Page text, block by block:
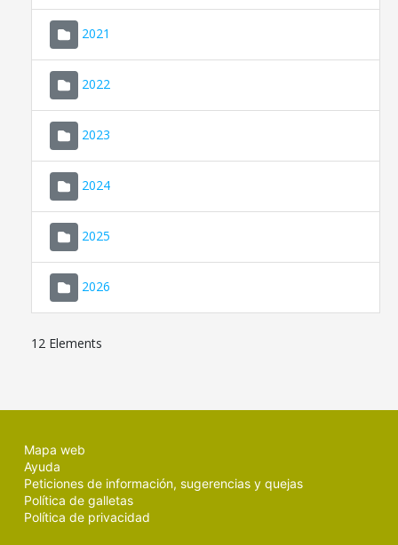
2021
2022
2023
2024
2025
2026
12 Elements
Mapa web
Ayuda
Peticiones de información, sugerencias y quejas
Política de galletas
Política de privacidad